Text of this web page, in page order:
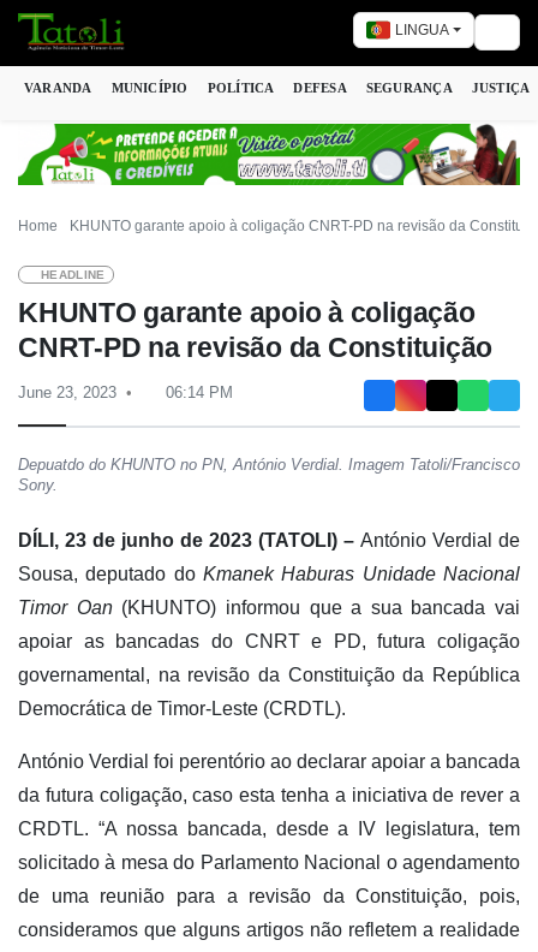
LINGUA
VARANDA MUNICÍPIO POLÍTICA DEFESA SEGURANÇA JUSTIÇA
Home KHUNTO garante apoio à coligação CNRT-PD na revisão da
HEADLINE
KHUNTO garante apoio à coligação
CNRT-PD na revisão da Constituição
June 23, 2023 06:14 PM
Depuatdo do KHUNTO no PN, António Verdial. Imagem Tatoli/Francisco
Sony.
DÍLI, 23 de junho de 2023 (TATOLI) – António Verdial de
Sousa, deputado do Kmanek Haburas Unidade Nacional
Timor Oan(KHUNTO) informou que a sua bancada vai
apoiar as bancadas do CNRT e PD, futura coligação
governamental, na revisão da Constituição da República
Democrática de Timor-Leste (CRDTL).
António Verdial foi perentório ao declarar apoiar a bancada
da futura coligação, caso esta tenha a iniciativa de rever a
CRDTL. “A nossa bancada, desde a IV legislatura, tem
solicitado à mesa do Parlamento Nacional o agendamento
de uma reunião para a revisão da Constituição, pois,
consideramos que alguns artigos não refletem a realidade